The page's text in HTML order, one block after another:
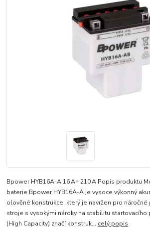
Bpower HYB16A-A 16 Ah 210 A Popis produktu
baterie Bpower HYB16A-A je vysoce výkonný
olověné konstrukce, který je navržen pro
stroje s vysokými nároky na stabilitu startovacího
(High Capacity) značí konstruk... celý popis